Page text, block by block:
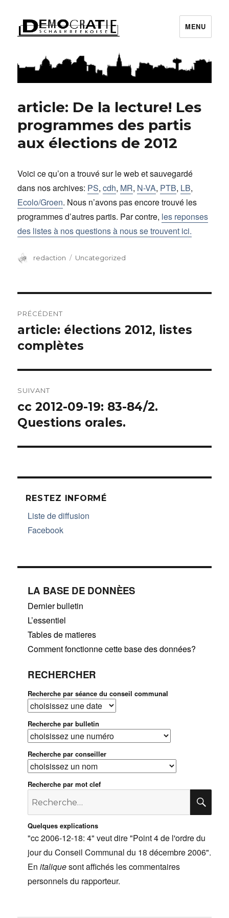
Démocratie Schaerbeekoise
MENU
article: De la lecture! Les
programmes des partis
aux élections de 2012
Voici ce qu’on a trouvé sur le web et sauvegardé
dans nos archives: PS,cdh, MR, N-VA, PTB, LB,
Ecolo/Groen. Nous n’avons pas encore trouvé les
programmes d’autres partis. Par contre, les reponses
des listes à nos questions à nous se trouvent ici.
Auteur
redaction Catégories
Uncategorized
de
l’article
PRÉCÉDENT
Article
précédent :
article: élections 2012, listes
complètes
SUIVANT
Article
suivant :
cc 2012-09-19: 83-84/2.
Questions orales.
RESTEZ INFORMÉ
Liste de diffusion
Facebook
LA BASE DE DONNÈES
Dernier bulletin
L’essentiel
Tables de matieres
Comment fonctionne cette base des données?
RECHERCHER
Recherche par séance du conseil communal
Recherche par bulletin
Recherche par conseiller
Recherche par mot clef
Recherche
:Quelques explications
"cc 2006-12-18: 4" veut dire "Point 4 de l'ordre du
jour du Conseil Communal du 18 décembre 2006".
Enitaliquesont affichés les commentaires
personnels du rapporteur.